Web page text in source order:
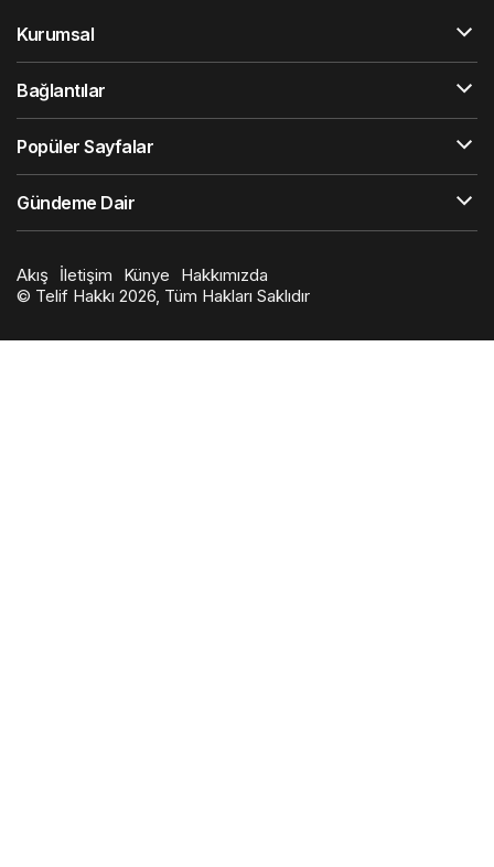
Kurumsal
Bağlantılar
Popüler Sayfalar
Gündeme Dair
Akış İletişim Künye
Hakkımızda
© Telif Hakkı 2026, Tüm Hakları Saklıdır